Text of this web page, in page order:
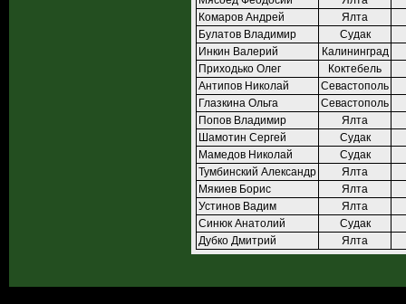
Комаров Андрей
Ялта
Булатов Владимир
Судак
Инкин Валерий
Калининград
Приходько Олег
Коктебель
Антипов Николай
Севастополь
Глазкина Ольга
Севастополь
Попов Владимир
Ялта
Шамотин Сергей
Судак
Мамедов Николай
Судак
Тумбинский Александр
Ялта
Мякиев Борис
Ялта
Устинов Вадим
Ялта
Синюк Анатолий
Судак
Дубко Дмитрий
Ялта